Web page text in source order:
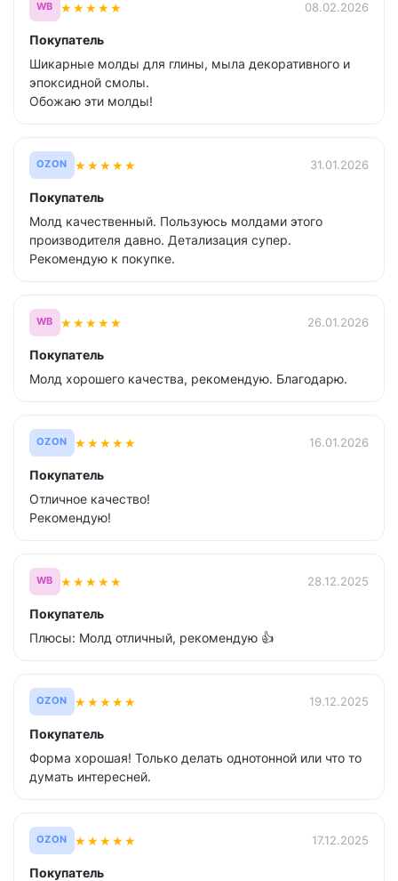
WB ★★★★★ 08.02.2026
Покупатель
Шикарные молды для глины, мыла декоративного и
эпоксидной смолы.
Обожаю эти молды!
OZON ★★★★★ 31.01.2026
Покупатель
Молд качественный. Пользуюсь молдами этого
производителя давно. Детализация супер.
Рекомендую к покупке.
WB ★★★★★ 26.01.2026
Покупатель
Молд хорошего качества, рекомендую. Благодарю.
OZON ★★★★★ 16.01.2026
Покупатель
Отличное качество!
Рекомендую!
WB ★★★★★ 28.12.2025
Покупатель
Плюсы: Молд отличный, рекомендую 👍
OZON ★★★★★ 19.12.2025
Покупатель
Форма хорошая! Только делать однотонной или что то
думать интересней.
OZON ★★★★★ 17.12.2025
Покупатель